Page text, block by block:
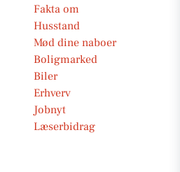
Fakta om
Husstand
Mød dine naboer
Boligmarked
Biler
Erhverv
Jobnyt
Læserbidrag